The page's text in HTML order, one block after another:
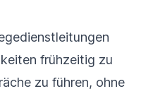
frühzeitig zu
zu führen, ohne